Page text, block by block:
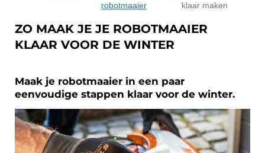
robotmaaier
klaar maken
ZO MAAK JE JE ROBOTMAAIER
KLAAR VOOR DE WINTER
Maak je robotmaaier in een paar
eenvoudige stappen klaar voor de winter.